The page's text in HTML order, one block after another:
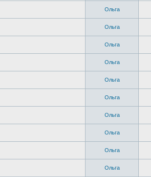
Ольга
Ольга
Ольга
Ольга
Ольга
Ольга
Ольга
Ольга
Ольга
Ольга